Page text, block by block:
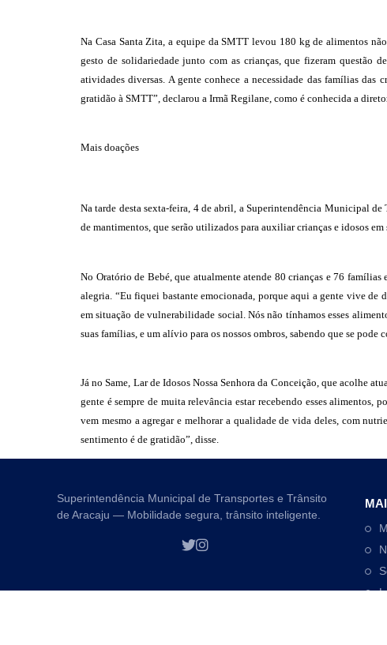
Na Casa Santa Zita, a equipe da SMTT levou 180 kg de alimentos
gesto de solidariedade junto com as crianças, que fizeram questão
atividades diversas. A gente conhece a necessidade das famílias das
gratidão à SMTT”, declarou a Irmã Regilane, como é conhecida a
Mais doações
Na tarde desta sexta-feira, 4 de abril, a Superintendência Municipal
de mantimentos, que serão utilizados para auxiliar crianças e idosos
No Oratório de Bebé, que atualmente atende 80 crianças e 76
alegria. “Eu fiquei bastante emocionada, porque aqui a gente vive de
em situação de vulnerabilidade social. Nós não tínhamos esses
suas famílias, e um alívio para os nossos ombros, sabendo que se
Já no Same, Lar de Idosos Nossa Senhora da Conceição, que acolhe
gente é sempre de muita relevância estar recebendo esses alimentos,
vem mesmo a agregar e melhorar a qualidade de vida deles, com
sentimento é de gratidão”, disse.
Superintendência Municipal de Transportes e Trânsito
de Aracaju — Mobilidade segura, trânsito inteligente.